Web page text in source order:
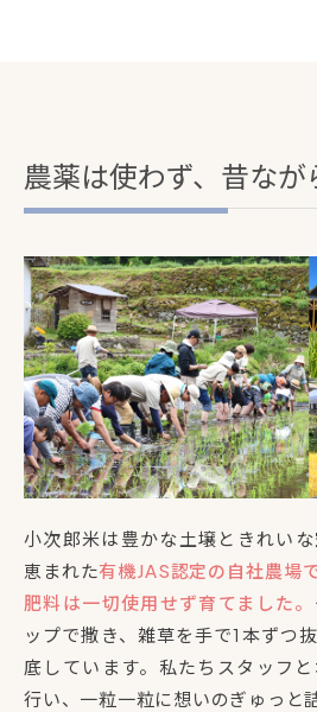
農薬は使わず、昔な
小次郎米は豊かな土壌ときれい
恵まれた有機JAS認定の自社農場
肥料は一切使用せず育てました。
ップで撒き、雑草を手で1本ずつ
底しています。私たちスタッフ
行い、一粒一粒に想いのぎゅっと